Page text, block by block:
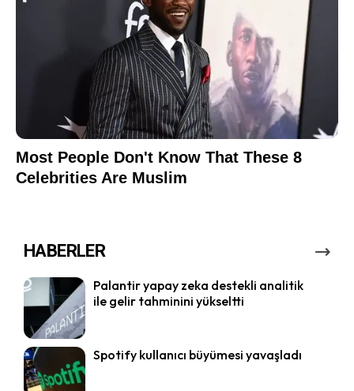
HABERLER
Palantir yapay zeka destekli analitik
ile gelir tahminini yükseltti
Spotify kullanıcı büyümesi yavaşladı